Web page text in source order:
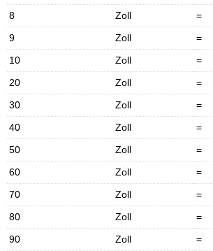
8
Zoll =
9
Zoll =
10
Zoll =
20
Zoll =
30
Zoll =
40
Zoll =
50
Zoll =
60
Zoll =
70
Zoll =
80
Zoll =
90
Zoll =